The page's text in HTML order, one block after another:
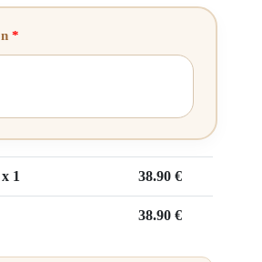
*
1 38.90 €
38.90 €